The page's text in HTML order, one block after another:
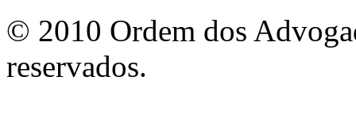
© 2010 Ordem dos
reservados.